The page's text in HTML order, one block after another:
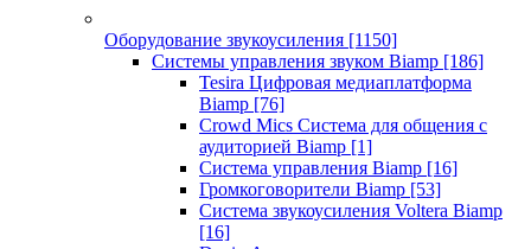
Оборудование звукоусиления [1150]
Системы управления звуком Biamp [186]
Tesira Цифровая медиаплатформа
Biamp [76]
Crowd Mics Система для общения с
аудиторией Biamp [1]
Система управления Biamp [16]
Громкоговорители Biamp [53]
Система звукоусиления Voltera Biamp
[16]